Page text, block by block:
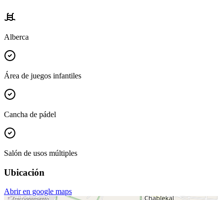
Alberca
Área de juegos infantiles
Cancha de pádel
Salón de usos múltiples
Ubicación
Abrir en google maps